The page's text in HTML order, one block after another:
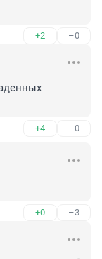
+2 –0
+4 –0
+0 –3